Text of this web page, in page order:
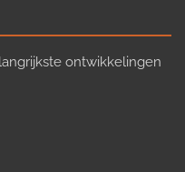
ontwikkelingen